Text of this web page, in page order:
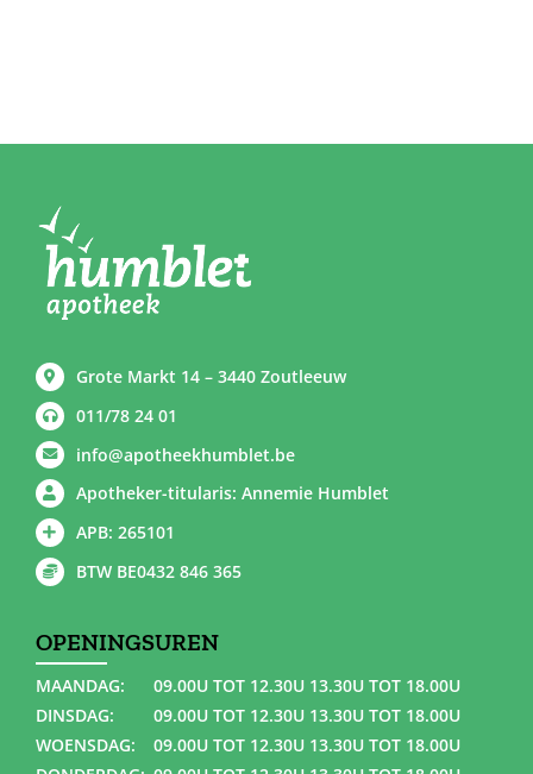
Grote Markt 14 – 3440 Zoutleeuw
011/78 24 01
info@apotheekhumblet.be
Apotheker-titularis: Annemie Humblet
APB: 265101
BTW BE0432 846 365
OPENINGSUREN
MAANDAG:
09.00U TOT 12.30U 13.30U TOT 18.00U
DINSDAG:
09.00U TOT 12.30U 13.30U TOT 18.00U
WOENSDAG:
09.00U TOT 12.30U 13.30U TOT 18.00U